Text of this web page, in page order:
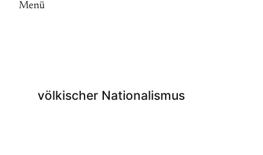
Menü
völkischer Nationalismus